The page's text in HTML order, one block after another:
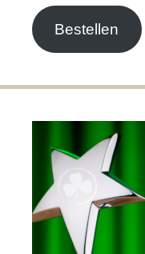
Bestellen